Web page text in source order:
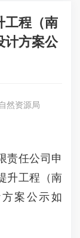
工程（南
计方案公
然资源局
任公司申
升工程（南
案公示如